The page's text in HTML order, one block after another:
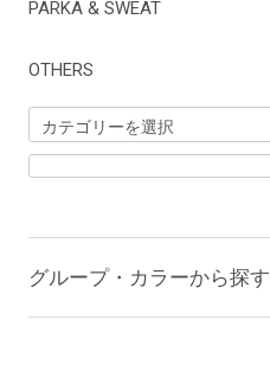
PARKA & SWEAT
OTHERS
グループ・カラーから探す